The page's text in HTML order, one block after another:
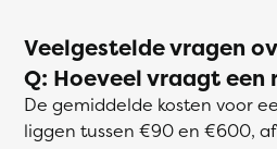
Veelgestelde vragen
Q: Hoeveel vraagt
De gemiddelde kosten voor
liggen tussen €90 en €600,